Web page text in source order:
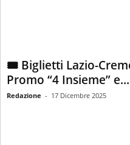
🎟️ Biglietti Lazio-
Promo “4 Insieme” e...
Redazione - 17 Dicembre 2025